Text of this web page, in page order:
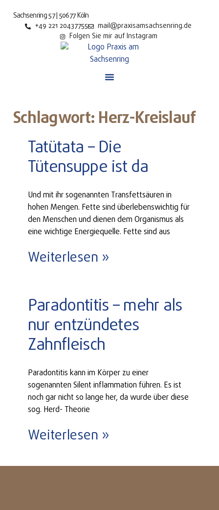
Sachsenring 57 | 50677 Köln
+49 221 20437755
mail@praxisamsachsenring.de
Folgen Sie mir auf Instagram
Schlagwort: Herz-Kreislauf
Tatütata – Die
Tütensuppe ist da
Und mit ihr sogenannten Transfettsäuren in
hohen Mengen. Fette sind überlebenswichtig für
den Menschen und dienen dem Organismus als
eine wichtige Energiequelle. Fette sind aus
Weiterlesen »
Paradontitis – mehr als
nur entzündetes
Zahnfleisch
Paradontitis kann im Körper zu einer
sogenannten Silent inflammation führen. Es ist
noch gar nicht so lange her, da wurde über diese
sog. Herd- Theorie
Weiterlesen »